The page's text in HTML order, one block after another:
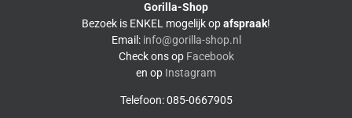
Gorilla-Shop
Bezoek is ENKEL mogelijk opafspraak!
Email: info@gorilla-shop.nl
Check ons op Facebook
en op Instagram
Telefoon: 085-0667905